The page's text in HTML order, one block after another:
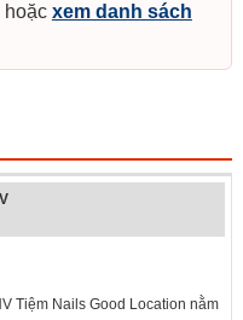
hoặc xem danh sách
Tiệm Nails Good Location nằm